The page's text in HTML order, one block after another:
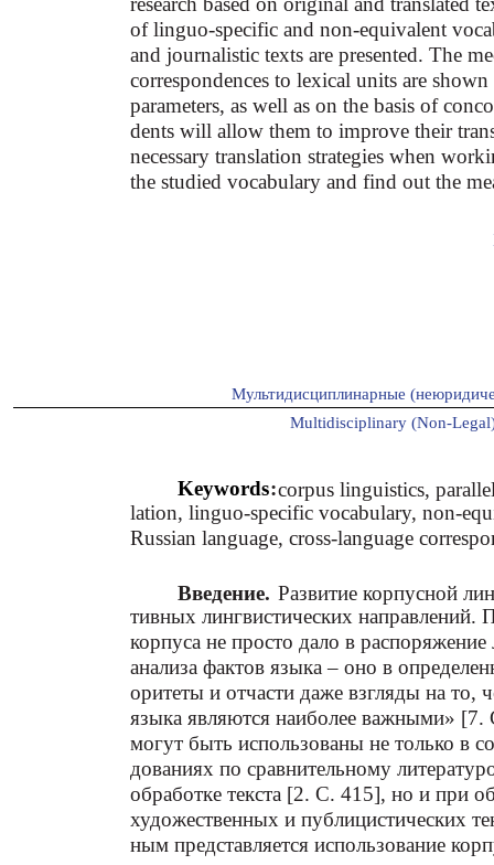
of linguo-specific and non-equivalent
and journalistic texts are presented. The
correspondences to lexical units are
parameters, as well as on the basis of
dents will allow them to improve their
necessary translation strategies when
the studied vocabulary and find out the
Мультидисциплинарные
Multidisciplinary (Non-
Keywords:corpus linguistics,
lation, linguo-specific vocabulary, non-
Russian language, cross-language
Введение. Развитие корпусной
тивных лингвистических
корпуса не просто дало в
анализа фактов языка – оно в
оритеты и отчасти даже взгляды на то,
языка являются наиболее важными»
могут быть использованы не только в
дованиях по сравнительному
обработке текста [2. С. 415], но и при
художественных и публицистических
ным представляется использование